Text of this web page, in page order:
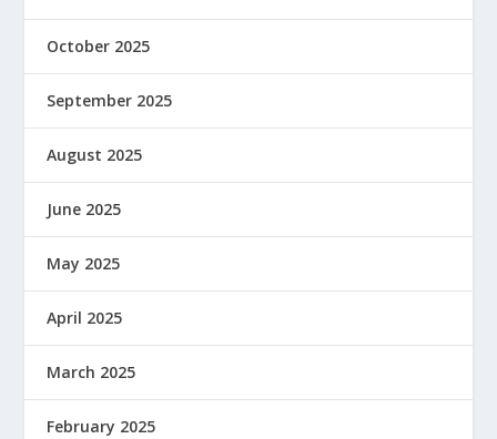
October 2025
September 2025
August 2025
June 2025
May 2025
April 2025
March 2025
February 2025